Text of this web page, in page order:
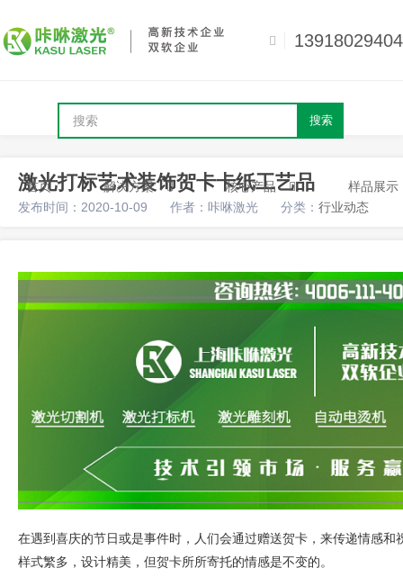
13918029404
搜索
首页 解决方案 核心产品 样品展示
激光打标艺术装饰贺卡卡纸工艺品
发布时间：2020-10-09 作者：咔咻激光 分类： 行业动态
在遇到喜庆的节日或是事件时，人们会通过赠送贺卡，来传递情感和
样式繁多，设计精美，但贺卡所所寄托的情感是不变的。